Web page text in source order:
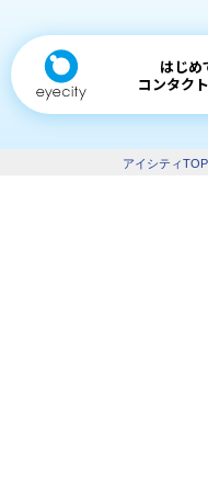
はじめ
コンタク
アイシティTOP